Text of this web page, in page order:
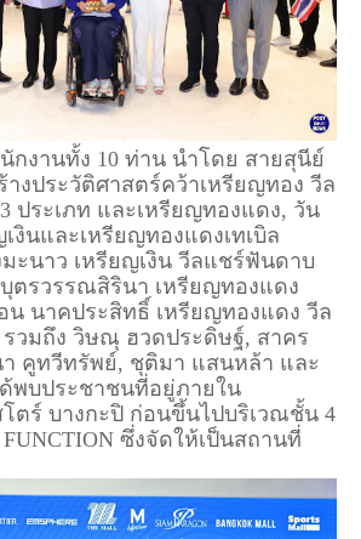
งานทั้ง 10 ท่าน นำโดย สายสุนีย์
งประวัติศาสตร์คว้าเหรียญทอง วีล
ประเภท และเหรียญทองแดง, วัน
งินและเหรียญทองแดงเทเบิล
ะนาว เหรียญเงิน วีลแชร์ฟันดาบ
ตรวรรณสิรินา เหรียญทองแดง
อน นาคประสิทธิ์ เหรียญทองแดง วีล
วมถึง วิษณุ ฮวดประดิษฐ์, สาคร
คูทวีทรัพย์, ชุติมา แสนหล้า และ
พบประชาชนที่อยู่ภายใน
ตร์ บางกะปิ ก่อนขึ้นไปบริเวณชั้น 4
ซึ่งจัดให้เป็นสถานที่